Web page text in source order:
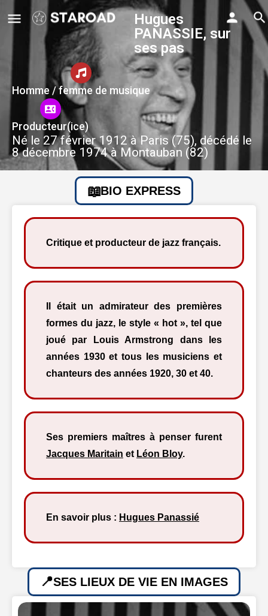
Hugues
PANASSIE, sur
ses pas
Homme / femme de musique
Producteur(ice)
Né le 27 février 1912 à Paris (75), décédé le
8 décembre 1974 à Montauban (82)
BIO EXPRESS
Critique et producteur de jazz français.
Il était un admirateur des premières
formes du jazz, le style « hot », tel que
joué par Louis Armstrong dans les
années 1930 et tous les musiciens et
chanteurs des années 1920, 30 et 40.
Ses premiers maîtres à penser furent
Jacques Maritain et Léon Bloy.
En savoir plus : Hugues Panassié
SES LIEUX DE VIE EN IMAGES